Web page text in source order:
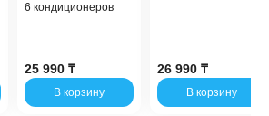
6 кондиционеров
25 990 ₸
В корзину
26 990 ₸
В корзину